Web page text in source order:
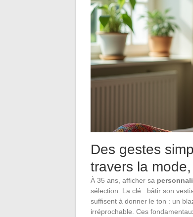
Des gestes
travers la
À 35 ans, afficher sa
sélection. La clé : bâtir son
suffisent à donner le ton : un
irréprochable. Ces